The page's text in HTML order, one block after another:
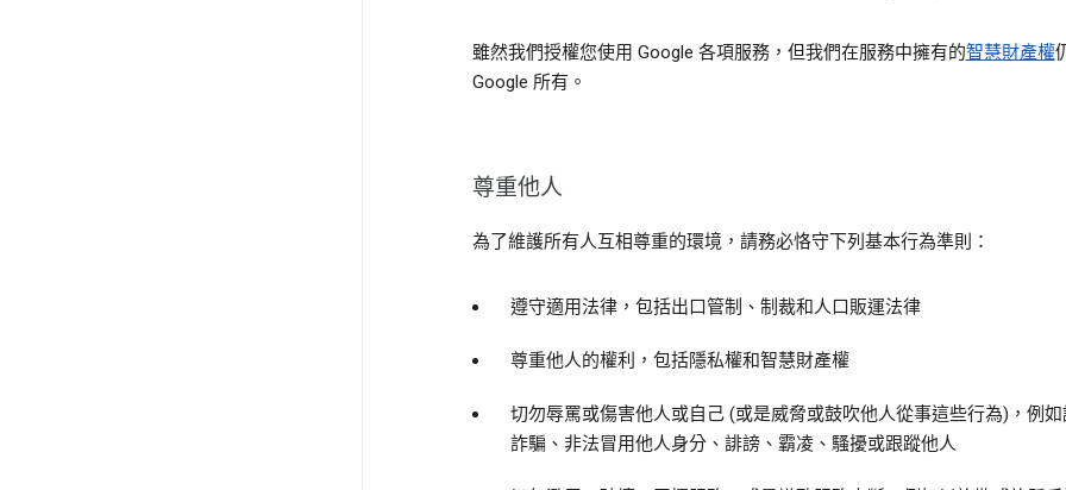
雖然我們授權您使用 Google 各項服務，但我們在服務中擁有的智慧財產權
Google 所有。
尊重他人
為了維護所有人互相尊重的環境，請務必恪守下列基本行為準則：
遵守適用法律，包括出口管制、制裁和人口販運法律
尊重他人的權利，包括隱私權和智慧財產權
切勿辱罵或傷害他人或自己 (或是威脅或鼓吹他人從事這些行為)，例
詐騙、非法冒用他人身分、誹謗、霸凌、騷擾或跟蹤他人